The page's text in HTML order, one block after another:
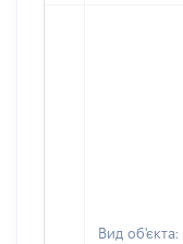
Вид об'єкта: